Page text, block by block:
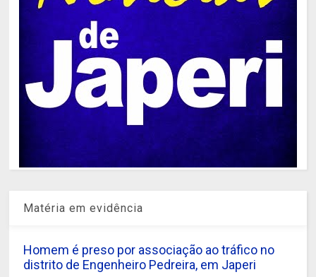
Matéria em evidência
Homem é preso por associação ao tráfico no
distrito de Engenheiro Pedreira, em Japeri